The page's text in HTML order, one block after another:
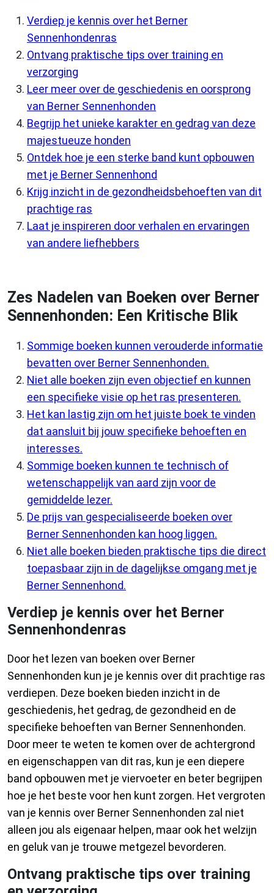
Verdiep je kennis over het Berner
Sennenhondenras
Ontvang praktische tips over training en
verzorging
Leer meer over de geschiedenis en oorsprong
van Berner Sennenhonden
Begrijp het unieke karakter en gedrag van deze
majestueuze honden
Ontdek hoe je een sterke band kunt opbouwen
met je Berner Sennenhond
Krijg inzicht in de gezondheidsbehoeften van dit
prachtige ras
Laat je inspireren door verhalen en ervaringen
van andere liefhebbers
Zes Nadelen van Boeken over Berner
Sennenhonden: Een Kritische Blik
Sommige boeken kunnen verouderde informatie
bevatten over Berner Sennenhonden.
Niet alle boeken zijn even objectief en kunnen
een specifieke visie op het ras presenteren.
Het kan lastig zijn om het juiste boek te vinden
dat aansluit bij jouw specifieke behoeften en
interesses.
Sommige boeken kunnen te technisch of
wetenschappelijk van aard zijn voor de
gemiddelde lezer.
De prijs van gespecialiseerde boeken over
Berner Sennenhonden kan hoog liggen.
Niet alle boeken bieden praktische tips die direct
toepasbaar zijn in de dagelijkse omgang met je
Berner Sennenhond.
Verdiep je kennis over het Berner
Sennenhondenras
Door het lezen van boeken over Berner
Sennenhonden kun je je kennis over dit prachtige ras
verdiepen. Deze boeken bieden inzicht in de
geschiedenis, het gedrag, de gezondheid en de
specifieke behoeften van Berner Sennenhonden.
Door meer te weten te komen over de achtergrond
en eigenschappen van dit ras, kun je een diepere
band opbouwen met je viervoeter en beter begrijpen
hoe je het beste voor hen kunt zorgen. Het vergroten
van je kennis over Berner Sennenhonden zal niet
alleen jou als eigenaar helpen, maar ook het welzijn
en geluk van je trouwe metgezel bevorderen.
Ontvang praktische tips over training